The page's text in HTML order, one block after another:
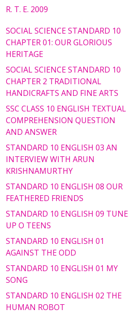
R. T. E. 2009
SOCIAL SCIENCE STANDARD 10
CHAPTER 01: OUR GLORIOUS
HERITAGE
SOCIAL SCIENCE STANDARD 10
CHAPTER 2 TRADITIONAL
HANDICRAFTS AND FINE ARTS
SSC CLASS 10 ENGLISH TEXTUAL
COMPREHENSION QUESTION
AND ANSWER
STANDARD 10 ENGLISH 03 AN
INTERVIEW WITH ARUN
KRISHNAMURTHY
STANDARD 10 ENGLISH 08 OUR
FEATHERED FRIENDS
STANDARD 10 ENGLISH 09 TUNE
UP O TEENS
STANDARD 10 ENGLISH 01
AGAINST THE ODD
STANDARD 10 ENGLISH 01 MY
SONG
STANDARD 10 ENGLISH 02 THE
HUMAN ROBOT